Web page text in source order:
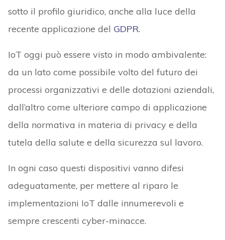
sotto il profilo giuridico, anche alla luce della
recente applicazione del GDPR.
IoT oggi può essere visto in modo ambivalente:
da un lato come possibile volto del futuro dei
processi organizzativi e delle dotazioni aziendali,
dall’altro come ulteriore campo di applicazione
della normativa in materia di privacy e della
tutela della salute e della sicurezza sul lavoro.
In ogni caso questi dispositivi vanno difesi
adeguatamente, per mettere al riparo le
implementazioni IoT dalle innumerevoli e
sempre crescenti cyber-minacce.